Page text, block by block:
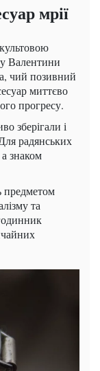
мрії
Валентини
чий позивний
миттєво
прогресу.
зберігали і
радянських
знаком
предметом
та